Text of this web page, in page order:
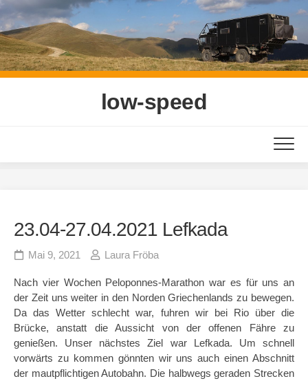
Skip
to
content
low-speed
23.04-27.04.2021 Lefkada
Mai 9, 2021 Laura Fröba
Nach vier Wochen Peloponnes-Marathon war es für uns an
der Zeit uns weiter in den Norden Griechenlands zu bewegen.
Da das Wetter schlecht war, fuhren wir bei Rio über die
Brücke, anstatt die Aussicht von der offenen Fähre zu
genießen. Unser nächstes Ziel war Lefkada. Um schnell
vorwärts zu kommen gönnten wir uns auch einen Abschnitt
der mautpflichtigen Autobahn. Die halbwegs geraden Strecken